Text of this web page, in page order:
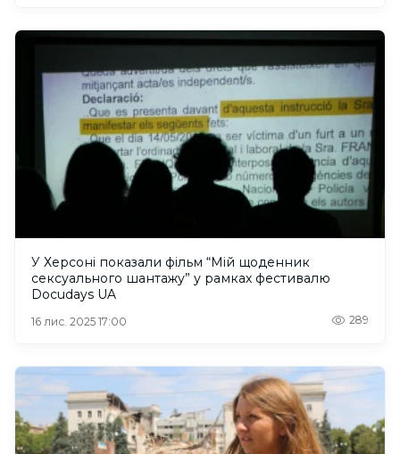
У Херсоні показали фільм “Мій щоденник
сексуального шантажу” у рамках фестивалю
Docudays UA
16 лис. 2025 17:00 289